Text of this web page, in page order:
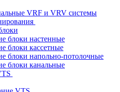
VRF и VRV системы
блоки настенные
блоки кассетные
блоки напольно-потолочные
блоки канальные